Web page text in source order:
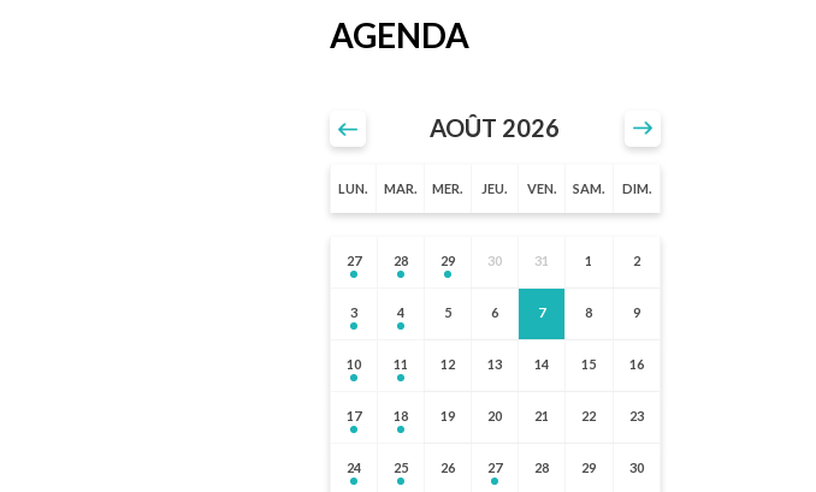
AGENDA
AOÛT 2026
LUN. MAR. MER. JEU. VEN. SAM. DIM.
27 28 29 30 31 1 2
3 4 5 6 7 8 9
10 11 12 13 14 15 16
17 18 19 20 21 22 23
24 25 26 27 28 29 30